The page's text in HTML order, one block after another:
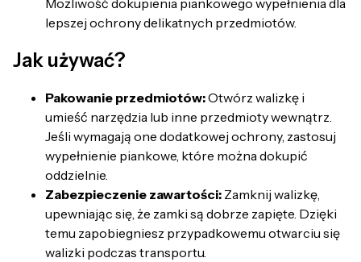
Możliwość dokupienia piankowego wypełnienia dla
lepszej ochrony delikatnych przedmiotów.
Jak używać?
Pakowanie przedmiotów:Otwórz walizkę i
umieść narzędzia lub inne przedmioty wewnątrz.
Jeśli wymagają one dodatkowej ochrony, zastosuj
wypełnienie piankowe, które można dokupić
oddzielnie.
Zabezpieczenie zawartości: Zamknij walizkę,
upewniając się, że zamki są dobrze zapięte. Dzięki
temu zapobiegniesz przypadkowemu otwarciu się
walizki podczas transportu.